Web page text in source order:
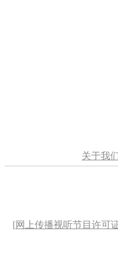
关于我
[网上传播视听节目许可证